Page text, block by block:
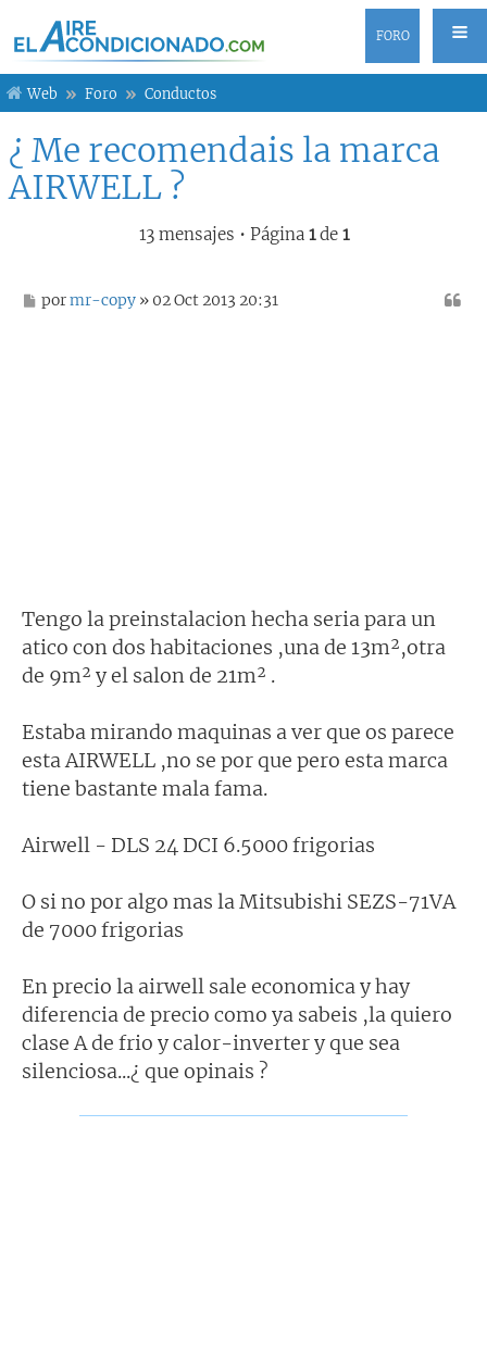
FORO
Web Foro Conductos
¿ Me recomendais la marca
AIRWELL ?
13 mensajes • Página 1de 1
M
pormr-copy » 02 Oct 2013 20:31
Tengo la preinstalacion hecha seria para un
atico con dos habitaciones ,una de 13m²,otra
de 9m² y el salon de 21m² .
Estaba mirando maquinas a ver que os parece
esta AIRWELL ,no se por que pero esta marca
tiene bastante mala fama.
Airwell - DLS 24 DCI 6.5000 frigorias
O si no por algo mas la Mitsubishi SEZS-71VA
de 7000 frigorias
En precio la airwell sale economica y hay
diferencia de precio como ya sabeis ,la quiero
clase A de frio y calor-inverter y que sea
silenciosa...¿ que opinais ?